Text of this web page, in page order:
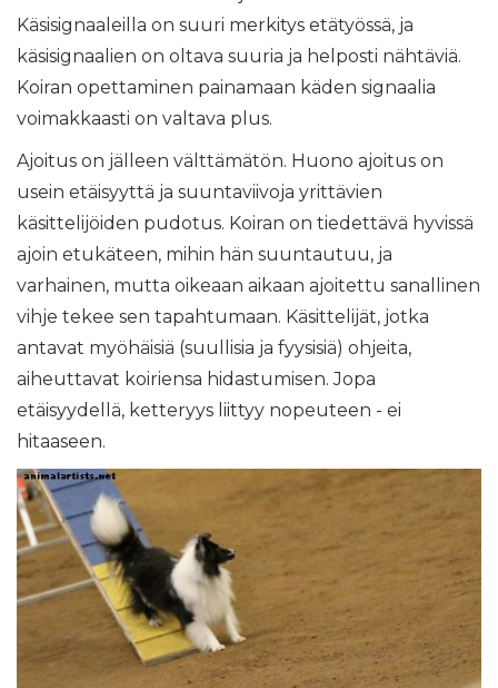
Käsisignaaleilla on suuri merkitys etätyössä, ja
käsisignaalien on oltava suuria ja helposti nähtäviä.
Koiran opettaminen painamaan käden signaalia
voimakkaasti on valtava plus.
Ajoitus on jälleen välttämätön. Huono ajoitus on
usein etäisyyttä ja suuntaviivoja yrittävien
käsittelijöiden pudotus. Koiran on tiedettävä hyvissä
ajoin etukäteen, mihin hän suuntautuu, ja
varhainen, mutta oikeaan aikaan ajoitettu sanallinen
vihje tekee sen tapahtumaan. Käsittelijät, jotka
antavat myöhäisiä (suullisia ja fyysisiä) ohjeita,
aiheuttavat koiriensa hidastumisen. Jopa
etäisyydellä, ketteryys liittyy nopeuteen - ei
hitaaseen.